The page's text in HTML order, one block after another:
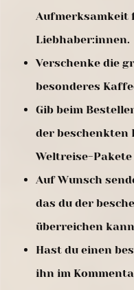
Aufmerksamkeit
Liebhaber:innen.
Verschenke die
besonderes
Gib beim
der beschenkten
Weltreise-
Auf Wunsch
das du der
überreichen
Hast du einen
ihn im